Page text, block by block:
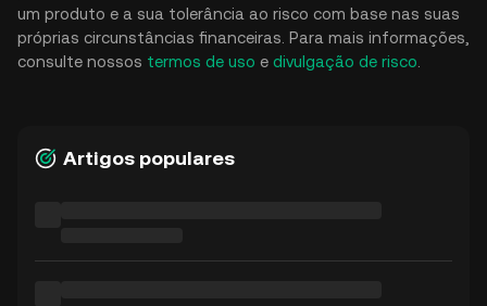
um produto e a sua tolerância ao risco com base nas suas
próprias circunstâncias financeiras. Para mais informações,
consulte nossos termos de uso e divulgação de risco
Artigos populares